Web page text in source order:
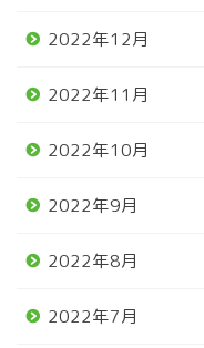
2022年12月
2022年11月
2022年10月
2022年9月
2022年8月
2022年7月